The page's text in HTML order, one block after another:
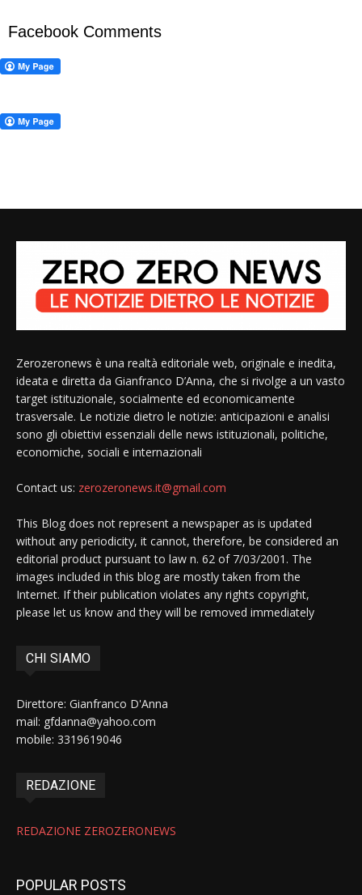
Facebook Comments
Zerozeronews è una realtà editoriale web, originale e inedita,
ideata e diretta da Gianfranco D’Anna, che si rivolge a un vasto
target istituzionale, socialmente ed economicamente
trasversale. Le notizie dietro le notizie: anticipazioni e analisi
sono gli obiettivi essenziali delle news istituzionali, politiche,
economiche, sociali e internazionali
Contact us: zerozeronews.it@gmail.com
This Blog does not represent a newspaper as is updated
without any periodicity, it cannot, therefore, be considered an
editorial product pursuant to law n. 62 of 7/03/2001. The
images included in this blog are mostly taken from the
Internet. If their publication violates any rights copyright,
please let us know and they will be removed immediately
CHI SIAMO
Direttore: Gianfranco D'Anna
mail: gfdanna@yahoo.com
mobile: 3319619046
REDAZIONE
REDAZIONE ZEROZERONEWS
POPULAR POSTS